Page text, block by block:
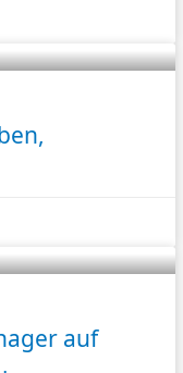
auf